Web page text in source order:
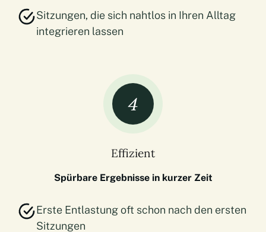
Sitzungen, die sich nahtlos in Ihren Alltag
integrieren lassen
4
Effizient
Spürbare Ergebnisse in kurzer Zeit
Erste Entlastung oft schon nach den ersten
Sitzungen